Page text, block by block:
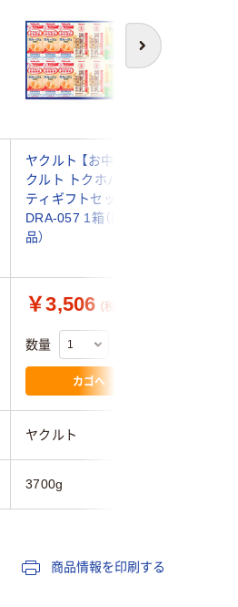
次へ
ヤクルト 【お中元】ヤ
クルト トクホバラエ
ティギフトセット
DRA-057 1箱（直送
品）
￥3,506 （税込）
数量
カゴへ
ヤクルト
3700g
商品情報を印刷する